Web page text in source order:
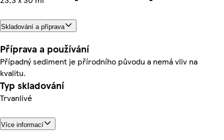
Skladování a příprava
Příprava a používání
Případný sediment je přírodního původu a nemá vliv na
kvalitu.
Typ skladování
Trvanlivé
Více informací